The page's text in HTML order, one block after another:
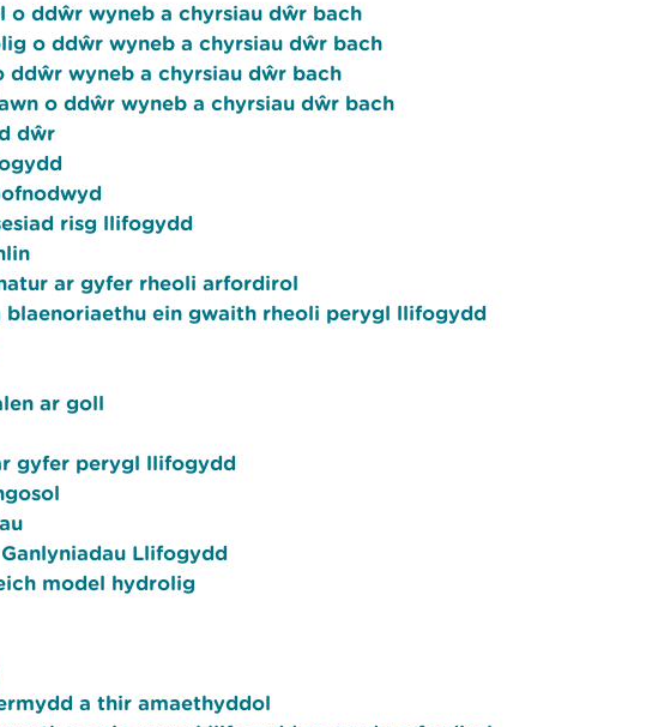
o ddŵr wyneb a chyrsiau dŵr bach
o ddŵr wyneb a chyrsiau dŵr bach
wyneb a chyrsiau dŵr bach
o ddŵr wyneb a chyrsiau dŵr bach
dŵr
risg llifogydd
ar gyfer rheoli arfordirol
ein gwaith rheoli perygl llifogydd
ar goll
gyfer perygl llifogydd
Llifogydd
model hydrolig
a thir amaethyddol